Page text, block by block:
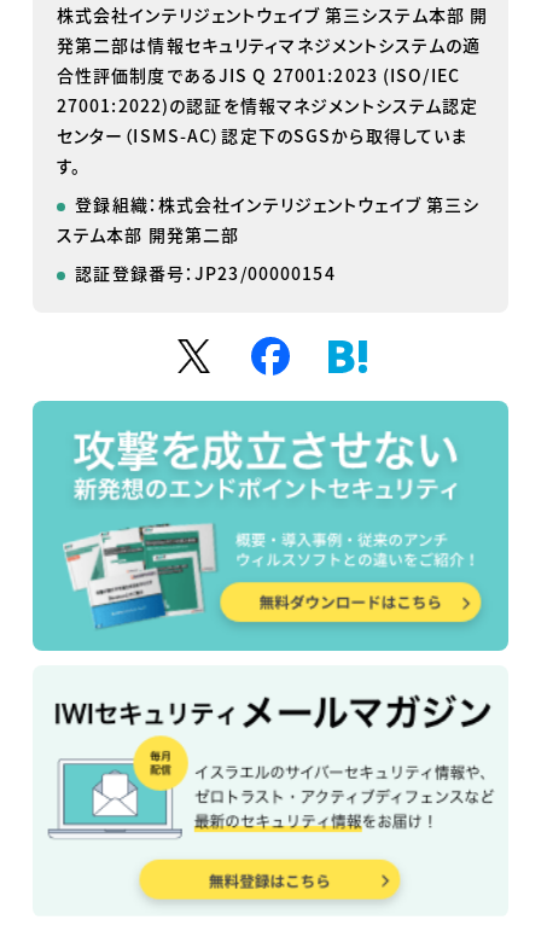
株式会社インテリジェントウェイブ 第三システム本部 開
発第二部は情報セキュリティマネジメントシステムの適
合性評価制度であるJIS Q 27001:2023 (ISO/IEC
27001:2022)の認証を情報マネジメントシステム認定
センター（ISMS-AC）認定下のSGSから取得していま
す。
登録組織：株式会社インテリジェントウェイブ 第三シ
ステム本部 開発第二部
認証登録番号：JP23/00000154